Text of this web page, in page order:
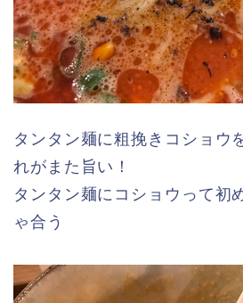
タンタン麺に粗挽きコショウ
れがまた旨い！
タンタン麺にコショウって初
ゃ合う